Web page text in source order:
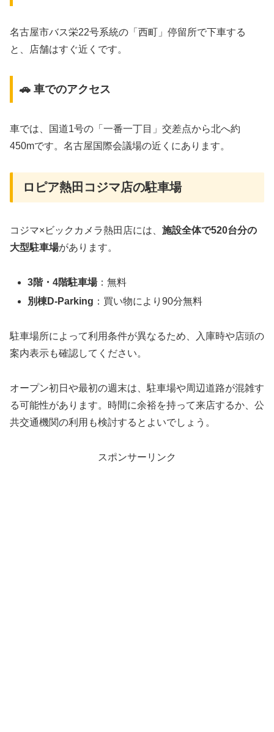
名古屋市バス栄22号系統の「西町」停留所で下車する
と、店舗はすぐ近くです。
🚗 車でのアクセス
車では、国道1号の「一番一丁目」交差点から北へ約
450mです。名古屋国際会議場の近くにあります。
ロピア熱田コジマ店の駐車場
コジマ×ビックカメラ熱田店には、 施設全体で520台分の
大型駐車場があります。
3階・4階駐車場：無料
別棟D-Parking ：買い物により90分無料
駐車場所によって利用条件が異なるため、入庫時や店頭の
案内表示も確認してください。
オープン初日や最初の週末は、駐車場や周辺道路が混雑す
る可能性があります。時間に余裕を持って来店するか、公
共交通機関の利用も検討するとよいでしょう。
スポンサーリンク